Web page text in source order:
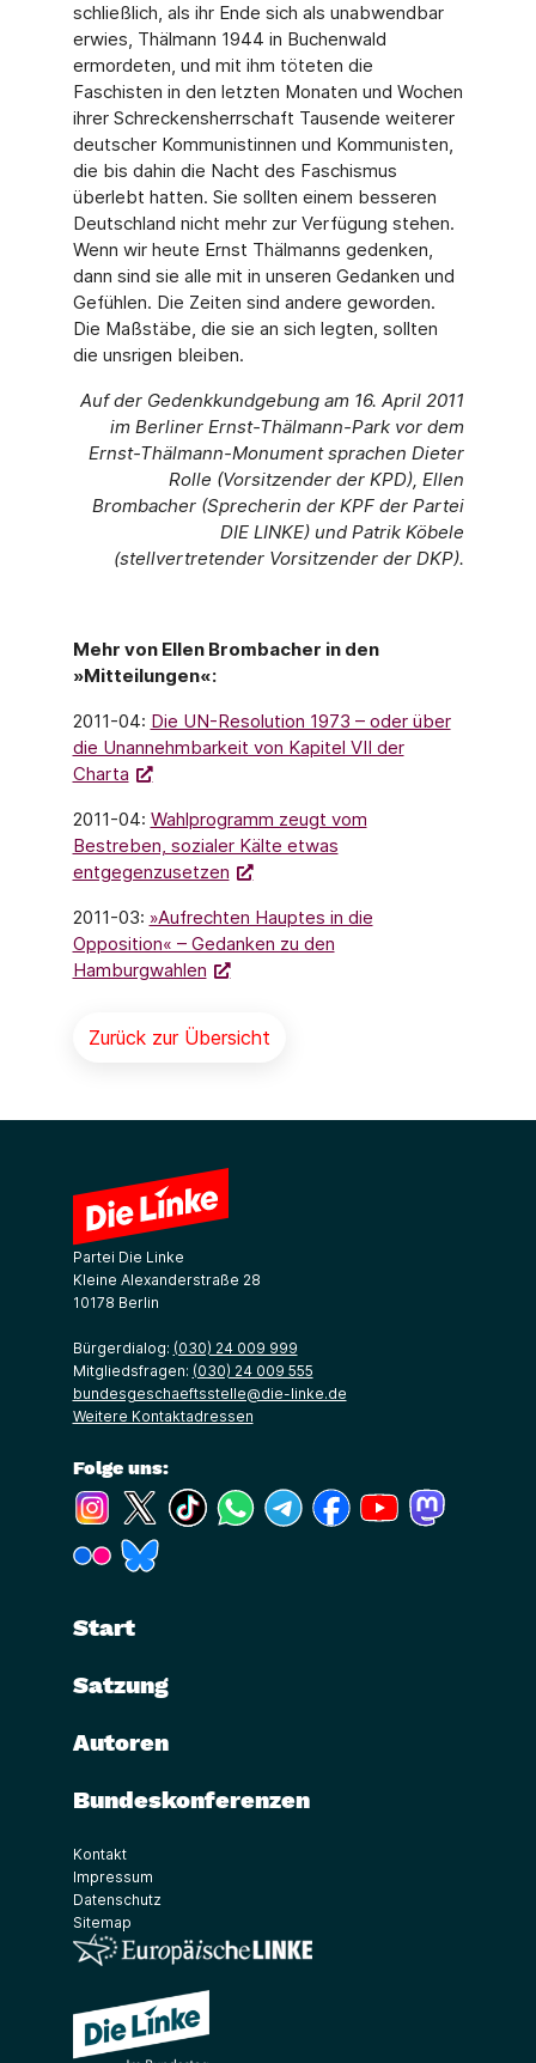
schließlich, als ihr Ende sich als unabwendbar
erwies, Thälmann 1944 in Buchenwald
ermordeten, und mit ihm töteten die
Faschisten in den letzten Monaten und Wochen
ihrer Schreckensherrschaft Tausende weiterer
deutscher Kommunistinnen und Kommunisten,
die bis dahin die Nacht des Faschismus
überlebt hatten. Sie sollten einem besseren
Deutschland nicht mehr zur Verfügung stehen.
Wenn wir heute Ernst Thälmanns gedenken,
dann sind sie alle mit in unseren Gedanken und
Gefühlen. Die Zeiten sind andere geworden.
Die Maßstäbe, die sie an sich legten, sollten
die unsrigen bleiben.
Auf der Gedenkkundgebung am 16. April 2011
im Berliner Ernst-Thälmann-Park vor dem
Ernst-Thälmann-Monument sprachen Dieter
Rolle (Vorsitzender der KPD), Ellen
Brombacher (Sprecherin der KPF der Partei
DIE LINKE) und Patrik Köbele
(stellvertretender Vorsitzender der DKP).
Mehr von Ellen Brombacher in den
»Mitteilungen«:
2011-04: Die UN-Resolution 1973 – oder über
die Unannehmbarkeit von Kapitel VII der
Charta
2011-04: Wahlprogramm zeugt vom
Bestreben, sozialer Kälte etwas
entgegenzusetzen
2011-03: »Aufrechten Hauptes in die
Opposition« – Gedanken zu den
Hamburgwahlen
Zurück zur Übersicht
Partei Die Linke
Kleine Alexanderstraße 28
10178 Berlin
Bürgerdialog: (030) 24 009 999
Mitgliedsfragen: (030) 24 009 555
bundesgeschaeftsstelle@die-linke.de
Weitere Kontaktadressen
Folge uns:
(Link öffnet ein neues Fenster)
(Link öffnet ein neues Fenster)
(Link öffnet ein neues Fenster)
(Link öffnet ein neues Fenster)
(Link öffnet ein neues Fenster)
(Link öffnet ein neues
(Link öffnet ein
(Link öffnet ein neues Fenster)
Start
Satzung
Autoren
Bundeskonferenzen
Kontakt
Impressum
Datenschutz
Sitemap
(Link öffnet ein neues Fenster)